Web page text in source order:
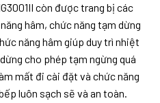
còn được trang bị các
hâm, chức năng tạm dừng
năng hâm giúp duy trì nhiệt
cho phép tạm ngừng quá
mất đi cài đặt và chức năng
luôn sạch sẽ và an toàn.